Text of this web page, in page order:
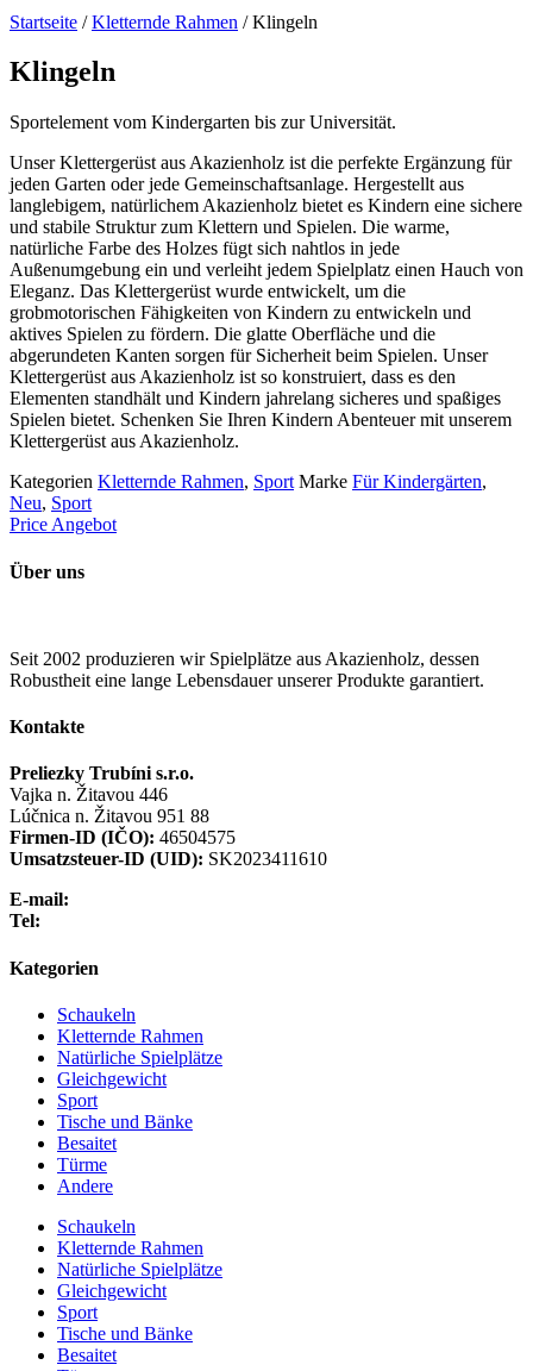
Startseite /Kletternde Rahmen / Klingeln
Klingeln
Sportelement vom Kindergarten bis zur Universität.
Unser Klettergerüst aus Akazienholz ist die perfekte Ergänzung für
jeden Garten oder jede Gemeinschaftsanlage. Hergestellt aus
langlebigem, natürlichem Akazienholz bietet es Kindern eine sichere
und stabile Struktur zum Klettern und Spielen. Die warme,
natürliche Farbe des Holzes fügt sich nahtlos in jede
Außenumgebung ein und verleiht jedem Spielplatz einen Hauch von
Eleganz. Das Klettergerüst wurde entwickelt, um die
grobmotorischen Fähigkeiten von Kindern zu entwickeln und
aktives Spielen zu fördern. Die glatte Oberfläche und die
abgerundeten Kanten sorgen für Sicherheit beim Spielen. Unser
Klettergerüst aus Akazienholz ist so konstruiert, dass es den
Elementen standhält und Kindern jahrelang sicheres und spaßiges
Spielen bietet. Schenken Sie Ihren Kindern Abenteuer mit unserem
Klettergerüst aus Akazienholz.
Kategorien Kletternde Rahmen, Sport Marke Für Kindergärten,
Neu, Sport
Price Angebot
Über uns
Seit 2002 produzieren wir Spielplätze aus Akazienholz, dessen
Robustheit eine lange Lebensdauer unserer Produkte garantiert.
Kontakte
Preliezky Trubíni s.r.o.
Vajka n. Žitavou 446
Lúčnica n. Žitavou 951 88
Firmen-ID (IČO): 46504575
Umsatzsteuer-ID (UID): SK2023411610
E-mail:
Tel:
Kategorien
Schaukeln
Kletternde Rahmen
Natürliche Spielplätze
Gleichgewicht
Sport
Tische und Bänke
Besaitet
Türme
Andere
Schaukeln
Kletternde Rahmen
Natürliche Spielplätze
Gleichgewicht
Sport
Tische und Bänke
Besaitet